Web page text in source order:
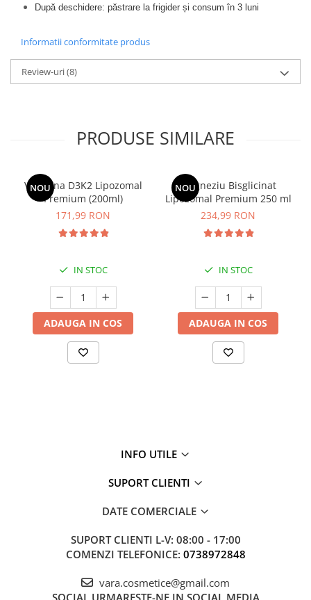
După deschidere: păstrare la frigider și consum în 3 luni
Informatii conformitate produs
Review-uri(8)
PRODUSE SIMILARE
NOU
Vitamina D3K2 Lipozomal
Premium (200ml)
171,99 RON
IN STOC
ADAUGA IN COS
NOU
Magneziu Bisglicinat
Lipozomal Premium 250 ml
234,99 RON
IN STOC
ADAUGA IN COS
INFO UTILE
SUPORT CLIENTI
DATE COMERCIALE
SUPORT CLIENTI L-V: 08:00 - 17:00
COMENZI TELEFONICE: 0738972848
vara.cosmetice@gmail.com
SOCIAL URMARESTE-NE IN SOCIAL MEDIA